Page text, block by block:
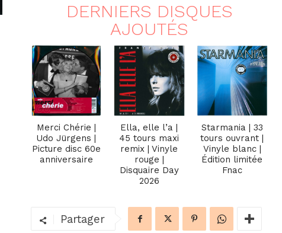
DERNIERS DISQUES
AJOUTÉS
Merci Chérie |
Udo Jürgens |
Picture disc 60e
anniversaire
Ella, elle l’a |
45 tours maxi
remix | Vinyle
rouge |
Disquaire Day
2026
Starmania | 33
tours ouvrant |
Vinyle blanc |
Édition limitée
Fnac
Partager